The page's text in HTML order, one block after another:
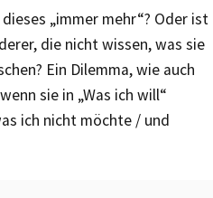
„immer mehr“? Oder ist
die nicht wissen, was sie
Ein Dilemma, wie auch
sie in „Was ich will“
ich nicht möchte / und